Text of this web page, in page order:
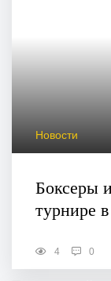
Новости
Боксеры
турнире
4 0